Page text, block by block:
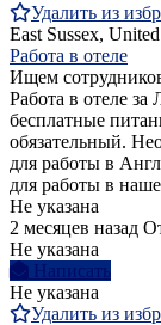
Удалить из
East Sussex,
Работа в отеле
Ищем
Работа в отеле
бесплатные
обязательный.
для работы в
для работы в
Не указана
2 месяцев назад
Не указана
Написать
Не указана
Удалить из